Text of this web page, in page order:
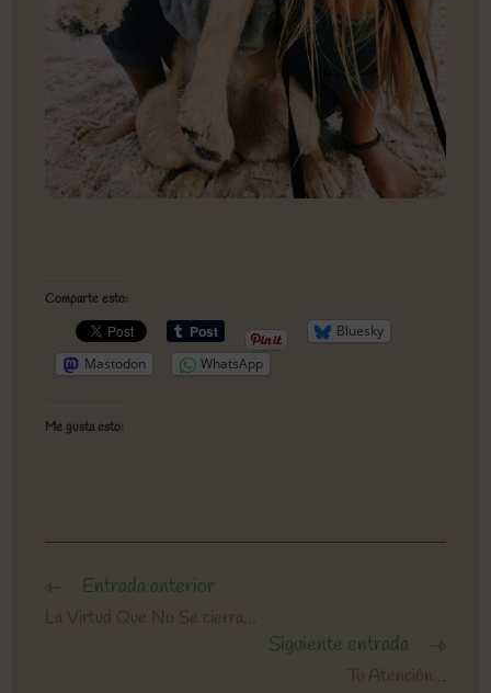
Comparte esto:
Bluesky
Mastodon
WhatsApp
Me gusta esto:
Leer
artículos
Entrada anterior
La Virtud Que No Se cierra…
Siguiente entrada
Tu Atención…